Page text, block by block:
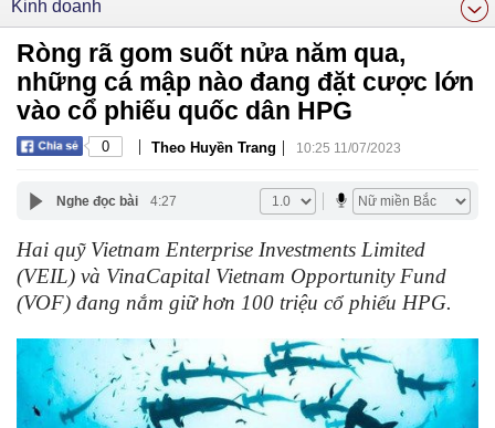
Kinh doanh
Ròng rã gom suốt nửa năm qua,
những cá mập nào đang đặt cược lớn
vào cổ phiếu quốc dân HPG
0 | Theo Huyền Trang | 10:25 11/07/2023
Nghe đọc bài 4:27
Hai quỹ Vietnam Enterprise Investments Limited
(VEIL) và VinaCapital Vietnam Opportunity Fund
(VOF) đang nắm giữ hơn 100 triệu cổ phiếu HPG.